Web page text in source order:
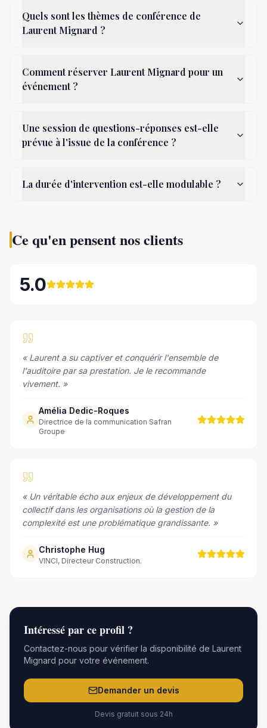
Quels sont les thèmes de conférence de
Laurent Mignard ?
Comment réserver Laurent Mignard pour un
événement ?
Une session de questions-réponses est-elle
prévue à l'issue de la conférence ?
La durée d'intervention est-elle modulable ?
Ce qu'en pensent nos clients
5.0
« Laurent a su captiver et conquérir l'ensemble de
l'auditoire par sa prestation. Je le recommande
vivement. »
Amélia Dedic-Roques
Directrice de la communication Safran
Groupe
« Un véritable écho aux enjeux de développement du
collectif dans les organisations où la gestion de la
complexité est une problématique grandissante. »
Christophe Hug
VINCI, Directeur Construction.
Intéressé parceprofil ?
Contactez-nous pour vérifier la disponibilité de Laurent
Mignard pour votre événement.
Demander un devis
Devis gratuit sous 24h